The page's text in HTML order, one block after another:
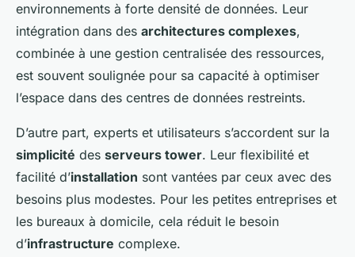
environnements à forte densité de données. Leur
intégration dans des architectures complexes,
combinée à une gestion centralisée des ressources,
est souvent soulignée pour sa capacité à optimiser
l’espace dans des centres de données restreints.
D’autre part, experts et utilisateurs s’accordent sur la
simplicité des serveurs tower. Leur flexibilité et
facilité d’installation sont vantées par ceux avec des
besoins plus modestes. Pour les petites entreprises et
les bureaux à domicile, cela réduit le besoin
d’infrastructure complexe.